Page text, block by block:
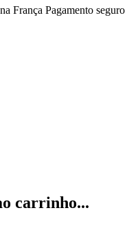
França Pagamento seguro
carrinho...